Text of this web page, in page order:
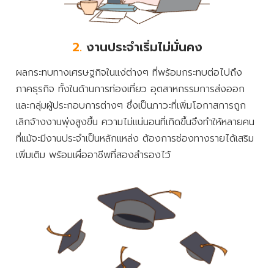
2. งานประจำเริ่มไม่มั่นคง
ผลกระทบทางเศรษฐกิจในแง่ต่างๆ ที่พร้อมกระทบต่อไปถึง
ภาคธุรกิจ ทั้งในด้านการท่องเที่ยว อุตสาหกรรมการส่งออก
และกลุ่มผู้ประกอบการต่างๆ ซึ่งเป็นภาวะที่เพิ่มโอกาสการถูก
เลิกจ้างงานพุ่งสูงขึ้น ความไม่แน่นอนที่เกิดขึ้นจึงทำให้หลายคน
ที่แม้จะมีงานประจำเป็นหลักแหล่ง ต้องการช่องทางรายได้เสริม
เพิ่มเติม พร้อมเผื่ออาชีพที่สองสำรองไว้